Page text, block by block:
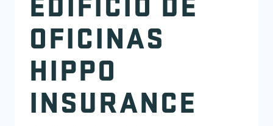
OFICINAS
HIPPO
INSURANCE